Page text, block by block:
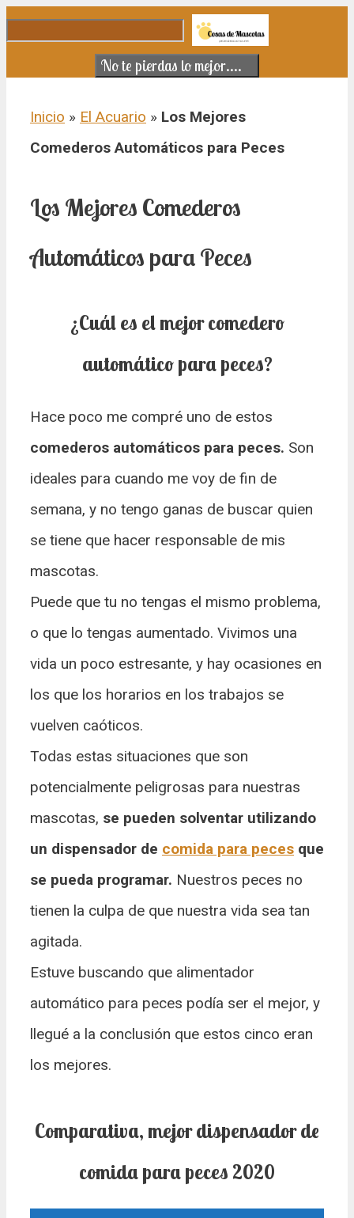
Saltar al contenido
No te pierdas lo mejor....
Inicio » El Acuario » Los Mejores
Comederos Automáticos para Peces
Los Mejores Comederos
Automáticos para Peces
¿Cuál es el mejor comedero
automático para peces?
Hace poco me compré uno de estos
comederos automáticos para peces. Son
ideales para cuando me voy de fin de
semana, y no tengo ganas de buscar quien
se tiene que hacer responsable de mis
mascotas.
Puede que tu no tengas el mismo problema,
o que lo tengas aumentado. Vivimos una
vida un poco estresante, y hay ocasiones en
los que los horarios en los trabajos se
vuelven caóticos.
Todas estas situaciones que son
potencialmente peligrosas para nuestras
mascotas, se pueden solventar utilizando
un dispensador de comida para peces que
se pueda programar. Nuestros peces no
tienen la culpa de que nuestra vida sea tan
agitada.
Estuve buscando que alimentador
automático para peces podía ser el mejor, y
llegué a la conclusión que estos cinco eran
los mejores.
Comparativa, mejor dispensador de
comida para peces 2020